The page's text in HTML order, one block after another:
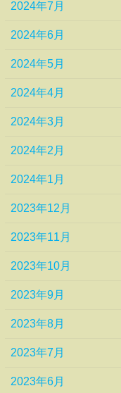
2024年7月
2024年6月
2024年5月
2024年4月
2024年3月
2024年2月
2024年1月
2023年12月
2023年11月
2023年10月
2023年9月
2023年8月
2023年7月
2023年6月